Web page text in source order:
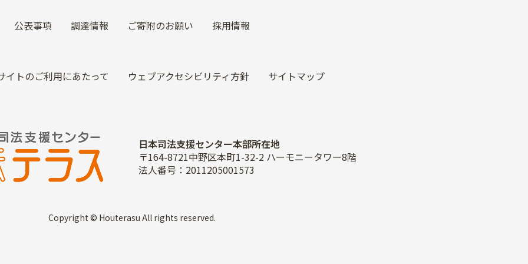
公表事項 調達情報 ご寄附のお願い 採用情報
イトのご利用にあたって ウェブアクセシビリティ方針 サイトマップ
日本司法支援センター本部所在地
〒164-8721中野区本町1-32-2 ハーモニータワー8階
法人番号：2011205001573
Copyright © Houterasu All rights reserved.